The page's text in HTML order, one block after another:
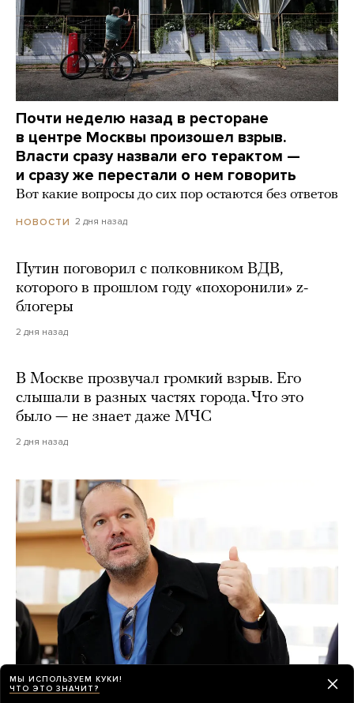
Почти неделю назад в ресторане
в центре Москвы произошел взрыв.
Власти сразу назвали его терактом —
и сразу же перестали о нем говорить
Вот какие вопросы до сих пор остаются без ответов
НОВОСТИ 2 дня назад
Путин поговорил с полковником ВДВ,
которого в прошлом году «похоронили» z-
блогеры
2 дня назад
В Москве прозвучал громкий взрыв. Его
слышали в разных частях города. Что это
было — не знает даже МЧС
2 дня назад
МЫ ИСПОЛЬЗУЕМ КУКИ!
ЧТО ЭТО ЗНАЧИТ?